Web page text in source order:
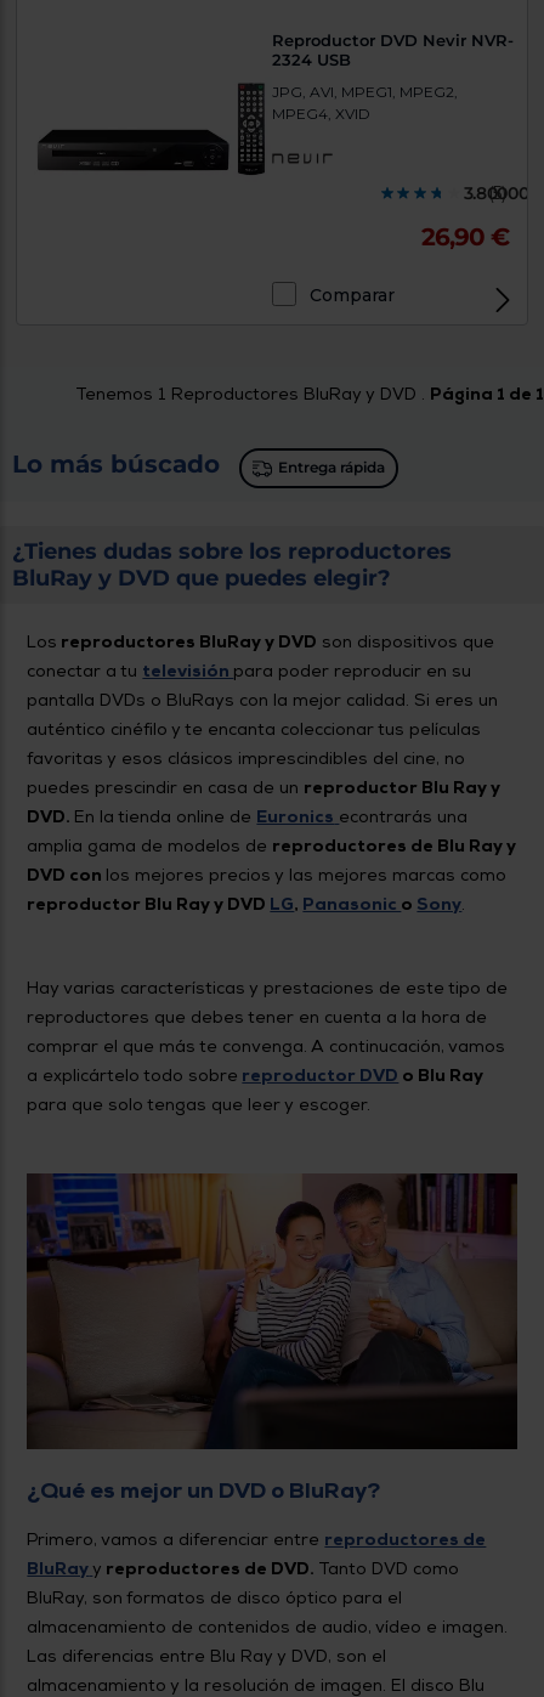
plazo
de
entrega
entrega
en24
Priorizamos
la entrega
con
instaladores
Te
mostramos
tu tienda
más
cercana
Ahorramos
en
combustible
ycuidamos
el planeta
VALIDAR
también
puedes:
Iniciar
sesión
Registrarse
Reproductor DVD Nevir NVR-
2324 USB
JPG, AVI, MPEG1, MPEG2,
MPEG4, XVID
(5)
26,90 €
Comparar
Tenemos 1 Reproductores BluRay y DVD . Página 1 de 1
Lo más búscado Entrega rápida
¿Tienes dudas sobre los reproductores
BluRay y DVD que puedes elegir?
Los reproductores BluRay y DVD son dispositivos que
conectar a tu televisión para poder reproducir en su
pantalla DVDs o BluRays con la mejor calidad. Si eres un
auténtico cinéfilo y te encanta coleccionar tus películas
favoritas y esos clásicos imprescindibles del cine, no
puedes prescindir en casa de un reproductor Blu Ray y
DVD. En la tienda online de Euronics econtrarás una
amplia gama de modelos de reproductores de Blu Ray y
DVD con los mejores precios y las mejores marcas como
reproductor Blu Ray y DVD LG, Panasonic o Sony.
Hay varias características y prestaciones de este tipo de
reproductores que debes tener en cuenta a la hora de
comprar el que más te convenga. A continucación, vamos
a explicártelo todo sobre reproductor DVD o Blu Ray
para que solo tengas que leer y escoger.
¿Qué es mejor un DVD o BluRay?
Primero, vamos a diferenciar entre reproductores de
BluRayy reproductores de DVD. Tanto DVD como
BluRay, son formatos de disco óptico para el
almacenamiento de contenidos de audio, vídeo e imagen.
Las diferencias entre Blu Ray y DVD, son el
almacenamiento y la resolución de imagen. El disco Blu